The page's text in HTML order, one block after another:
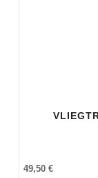
49,50 €